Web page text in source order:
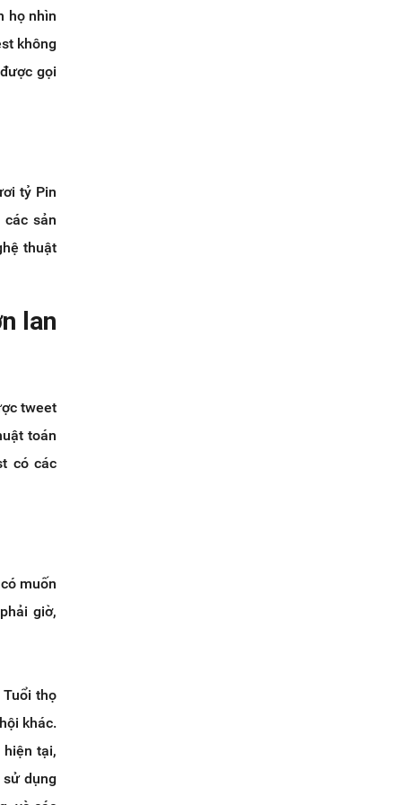
họ nhìn
không
gọi
tỷ Pin
sản
thuật
lan
tweet
toán
có các
muốn
giờ,
thọ
khác.
tại,
dụng